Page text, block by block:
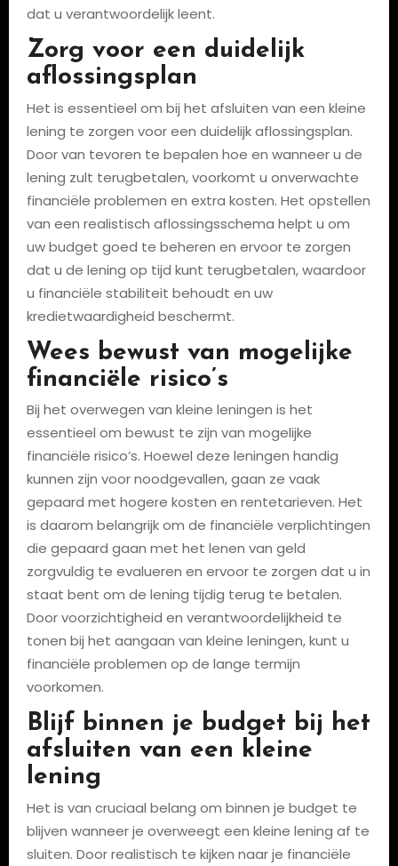
dat u verantwoordelijk leent.
Zorg voor een duidelijk
aflossingsplan
Het is essentieel om bij het afsluiten van een kleine
lening te zorgen voor een duidelijk aflossingsplan.
Door van tevoren te bepalen hoe en wanneer u de
lening zult terugbetalen, voorkomt u onverwachte
financiële problemen en extra kosten. Het opstellen
van een realistisch aflossingsschema helpt u om
uw budget goed te beheren en ervoor te zorgen
dat u de lening op tijd kunt terugbetalen, waardoor
u financiële stabiliteit behoudt en uw
kredietwaardigheid beschermt.
Wees bewust van mogelijke
financiële risico’s
Bij het overwegen van kleine leningen is het
essentieel om bewust te zijn van mogelijke
financiële risico’s. Hoewel deze leningen handig
kunnen zijn voor noodgevallen, gaan ze vaak
gepaard met hogere kosten en rentetarieven. Het
is daarom belangrijk om de financiële verplichtingen
die gepaard gaan met het lenen van geld
zorgvuldig te evalueren en ervoor te zorgen dat u in
staat bent om de lening tijdig terug te betalen.
Door voorzichtigheid en verantwoordelijkheid te
tonen bij het aangaan van kleine leningen, kunt u
financiële problemen op de lange termijn
voorkomen.
Blijf binnen je budget bij het
afsluiten van een kleine
lening
Het is van cruciaal belang om binnen je budget te
blijven wanneer je overweegt een kleine lening af te
sluiten. Door realistisch te kijken naar je financiële